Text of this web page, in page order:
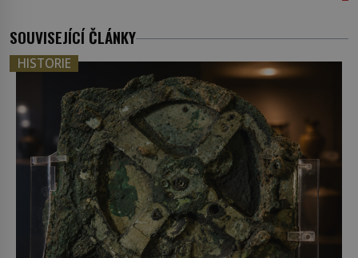
SOUVISEJÍCÍ ČLÁNKY
HISTORIE